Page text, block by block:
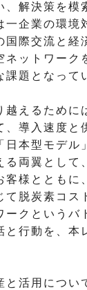
、解決策を模
一企業の環境
国際交流と経
ネットワーク
題となって
えるために
、導入速度と
日本型モデル
る両翼として
客様とともに
て脱炭素コス
ークというバ
と行動を、本
活用につい